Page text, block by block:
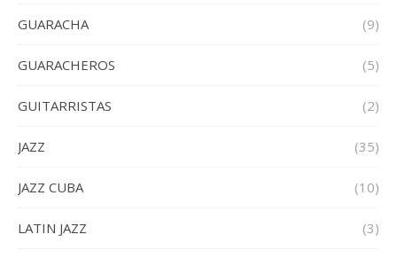
GUARACHA (9)
GUARACHEROS (5)
GUITARRISTAS (2)
JAZZ (35)
JAZZ CUBA (10)
LATIN JAZZ (3)